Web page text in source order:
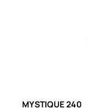
MYSTIQUE 240